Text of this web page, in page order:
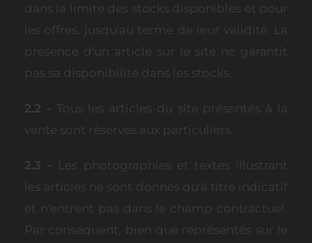
dans la limite des stocks disponibles et pour
les offres, jusqu'au terme de leur validité. La
présence d'un article sur le site ne garantit
pas sa disponibilité dans les stocks.
2.2 - Tous les articles du site présentés à la
vente sont réservés aux particuliers.
2.3 - Les photographies et textes illustrant
les articles ne sont donnés qu'à titre indicatif
et n'entrent pas dans le champ contractuel.
Par conséquent, bien que représentés sur le